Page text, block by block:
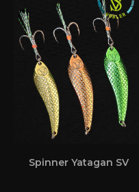
Spinner Yatagan SV